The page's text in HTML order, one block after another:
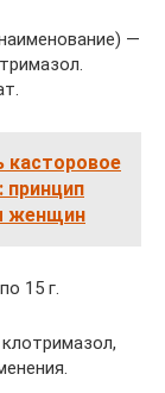
—
касторовое
принцип
женщин
15 г.